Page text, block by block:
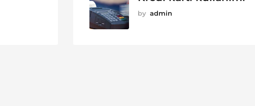
by admin